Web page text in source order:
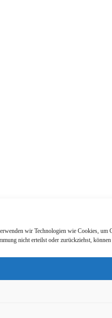
wir Technologien wie Cookies,
nicht erteilst oder zurückziehst,